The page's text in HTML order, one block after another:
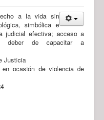
a la vida sin
simbólica e
judicial efectiva; acceso a
deber de capacitar a
Justicia
ocasión de violencia de